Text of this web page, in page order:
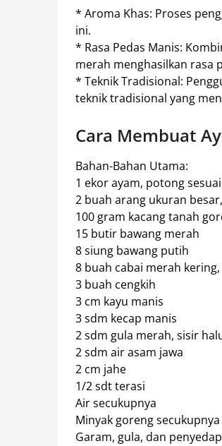
* Aroma Khas: Proses
ini.
* Rasa Pedas Manis:
merah menghasilkan rasa
* Teknik Tradisional:
teknik tradisional yang
Cara Membuat
Bahan-Bahan Utama:
1 ekor ayam, potong
2 buah arang ukuran
100 gram kacang tanah
15 butir bawang merah
8 siung bawang putih
8 buah cabai merah
3 buah cengkih
3 cm kayu manis
3 sdm kecap manis
2 sdm gula merah, sisir
2 sdm air asam jawa
2 cm jahe
1/2 sdt terasi
Air secukupnya
Minyak goreng secukupnya
Garam, gula, dan